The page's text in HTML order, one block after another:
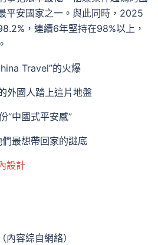
平安國家之一。與此同時，2025
，連續6年堅持在98%以上，
Travel”的火爆
外國人踏上這片地盤
“中國式平安感”
最想帶回家的謎底
設計
內容綜自網絡）